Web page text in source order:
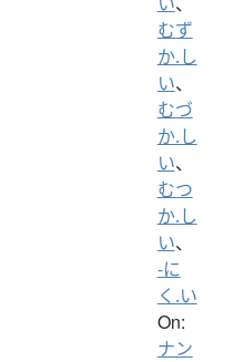
むず
か.し
い、
むづ
か.し
い、
むつ
か.し
い、
-に
く.い
On:
ナン